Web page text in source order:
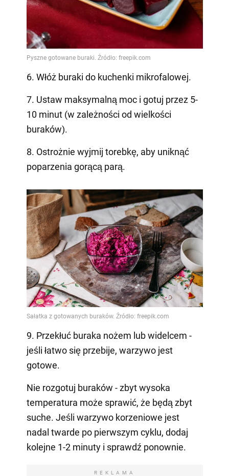
6. Włóż buraki do kuchenki mikrofalowej.
7. Ustaw maksymalną moc i gotuj przez 5-
10 minut (w zależności od wielkości
buraków).
8. Ostrożnie wyjmij torebkę, aby uniknąć
poparzenia gorącą parą.
9. Przekłuć buraka nożem lub widelcem -
jeśli łatwo się przebije, warzywo jest
gotowe.
Nie rozgotuj buraków - zbyt wysoka
temperatura może sprawić, że będą zbyt
suche. Jeśli warzywo korzeniowe jest
nadal twarde po pierwszym cyklu, dodaj
kolejne 1-2 minuty i sprawdź ponownie.
REKLAMA